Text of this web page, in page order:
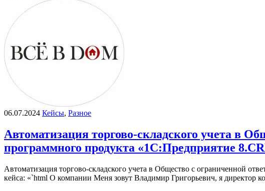
06.07.2024 Кейсы, Разное
Автоматизация торгово-складского учета в
программного продукта «1С:Предприятие
Автоматизация торгово-складского учета в Общество с
кейса: «`html О компании Меня зовут Владимир Григорьевич, я